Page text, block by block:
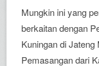
Mungkin ini yang
berkaitan dengan
Kuningan di
Pemasangan dari